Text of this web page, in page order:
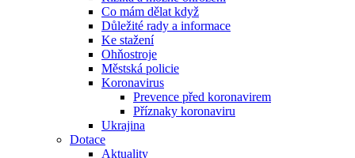
Co mám dělat když
Důležité rady a informace
Ke stažení
Ohňostroje
Městská policie
Koronavirus
Prevence před koronavirem
Příznaky koronaviru
Ukrajina
Dotace
Aktuality